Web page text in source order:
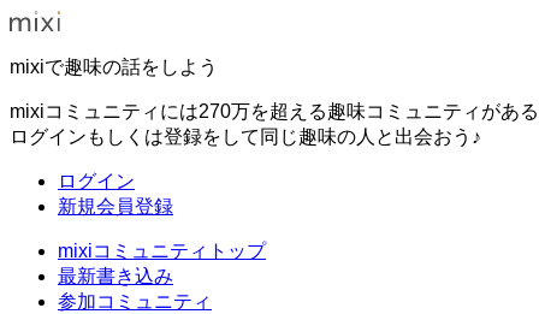
mixiで趣味の話をしよう
mixiコミュニティには270万を超える趣味コミュニティがある
ログインもしくは登録をして同じ趣味の人と出会おう♪
ログイン
新規会員登録
mixiコミュニティトップ
最新書き込み
参加コミュニティ